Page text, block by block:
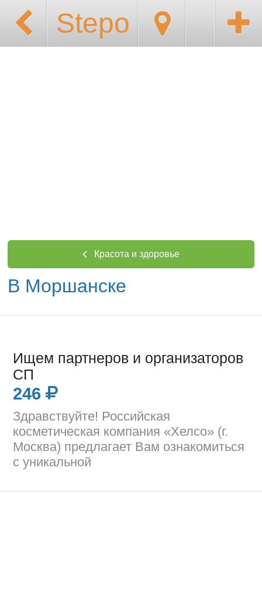
Stepo
Красота и здоровье
В Моршанске
Ищем партнеров и организаторов
СП
246
Здравствуйте! Российская
косметическая компания «Хелсо» (г.
Москва) предлагает Вам ознакомиться
с уникальной